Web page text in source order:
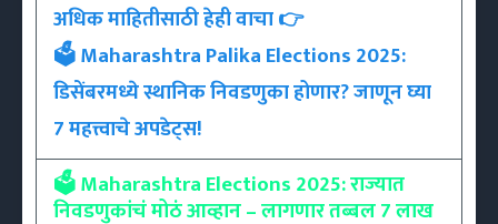
अधिक माहितीसाठी हेही वाचा 👉
🗳️Maharashtra Palika Elections 2025:
डिसेंबरमध्ये स्थानिक निवडणुका होणार? जाणून घ्या
7 महत्त्वाचे अपडेट्स!
🗳️ Maharashtra Elections 2025: राज्यात
निवडणुकांचं मोठं आव्हान – लागणार तब्बल 7 लाख